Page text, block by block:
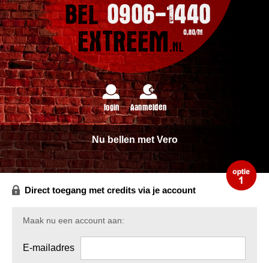
login Aanmelden
Nu bellen met Vero
Direct toegang met credits via je account
Maak nu een account aan:
E-mailadres